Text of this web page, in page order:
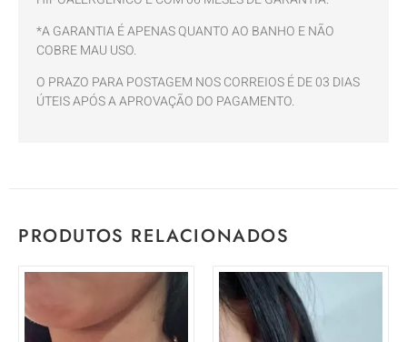
*A GARANTIA É APENAS QUANTO AO BANHO E NÃO
COBRE MAU USO.
O PRAZO PARA POSTAGEM NOS CORREIOS É DE 03 DIAS
ÚTEIS APÓS A APROVAÇÃO DO PAGAMENTO.
PRODUTOS RELACIONADOS